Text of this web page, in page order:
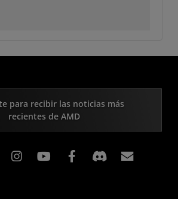
para recibir las noticias más
recientes de AMD
Instagram Facebook